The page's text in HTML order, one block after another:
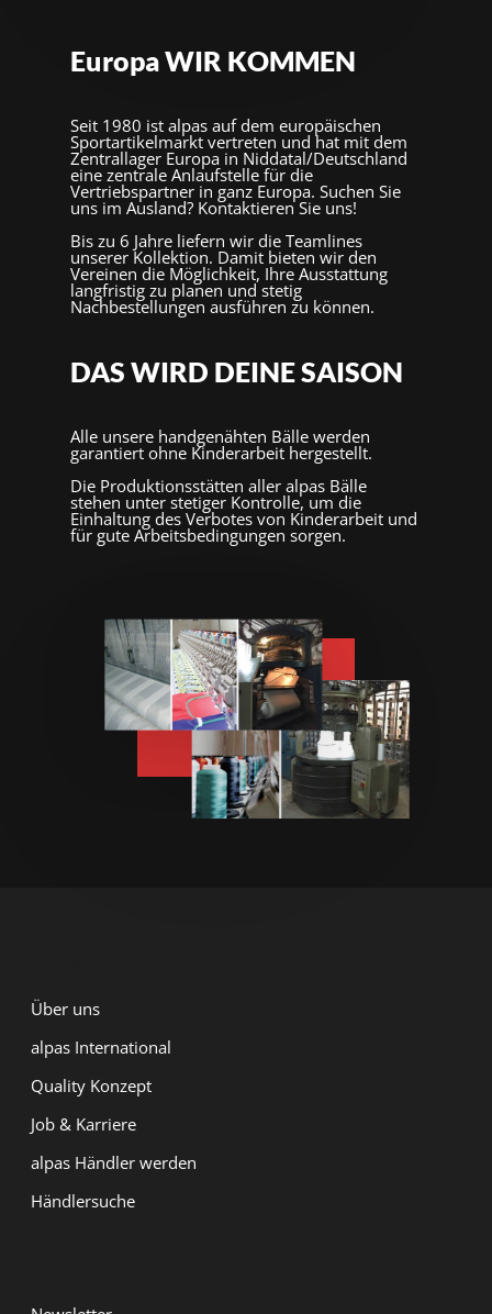
Europa WIR KOMMEN
Seit 1980 ist alpas auf dem europäischen
Sportartikelmarkt vertreten und hat mit dem
Zentrallager Europa in Niddatal/Deutschland
eine zentrale Anlaufstelle für die
Vertriebspartner in ganz Europa. Suchen Sie
uns im Ausland? Kontaktieren Sie uns!
Bis zu 6 Jahre liefern wir die Teamlines
unserer Kollektion. Damit bieten wir den
Vereinen die Möglichkeit, Ihre Ausstattung
langfristig zu planen und stetig
Nachbestellungen ausführen zu können.
DAS WIRD DEINE SAISON
Alle unsere handgenähten Bälle werden
garantiert ohne Kinderarbeit hergestellt.
Die Produktionsstätten aller alpas Bälle
stehen unter stetiger Kontrolle, um die
Einhaltung des Verbotes von Kinderarbeit und
für gute Arbeitsbedingungen sorgen.
Über uns
alpas International
Quality Konzept
Job & Karriere
alpas Händler werden
Händlersuche